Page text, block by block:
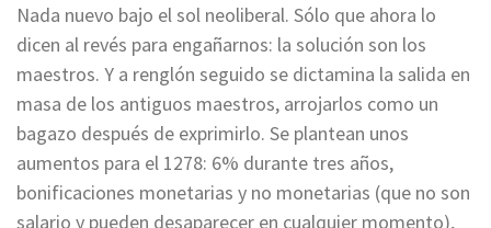
Nada nuevo bajo el sol neoliberal. Sólo que ahora lo
dicen al revés para engañarnos: la solución son los
maestros. Y a renglón seguido se dictamina la salida en
masa de los antiguos maestros, arrojarlos como un
bagazo después de exprimirlo. Se plantean unos
aumentos para el 1278: 6% durante tres años,
bonificaciones monetarias y no monetarias (que no son
salario y pueden desaparecer en cualquier momento),